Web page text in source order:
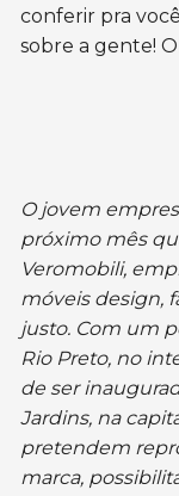
conferir pra
sobre a gente!
O jovem
próximo mês
Veromobili,
móveis design,
justo. Com um
Rio Preto, no
de ser
Jardins, na
pretendem
marca,